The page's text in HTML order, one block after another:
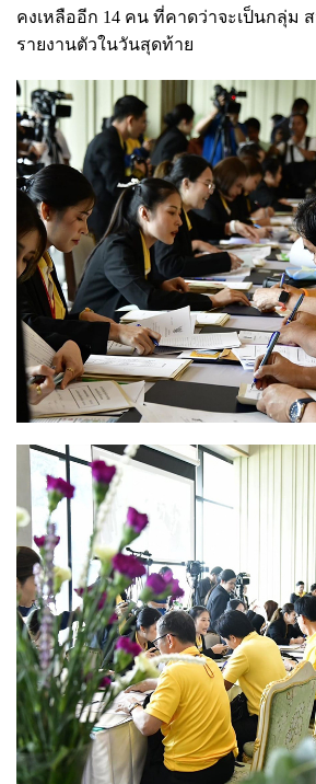
คงเหลืออีก 14 คน ที่คาดว่าจะเป็นกลุ่ม
รายงานตัวในวันสุดท้าย